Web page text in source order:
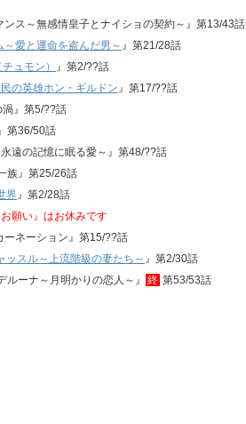
ス～無感情皇子とナイショの契約～』第13/43話
～愛と運命を盗んだ男～ 』第21/28話
ュモン） 』第2/??話
の英雄ホン・ギルドン』第17/??話
』第5/??話
第36/50話
遠の記憶に眠る愛～』第48/??話
族』第25/26話
界』第2/28話
願い』はお休みです
ーネーション』第15/??話
ッスル～上流階級の妻たち～ 』第2/30話
ーナ～月明かりの恋人～』
終 第53/53話